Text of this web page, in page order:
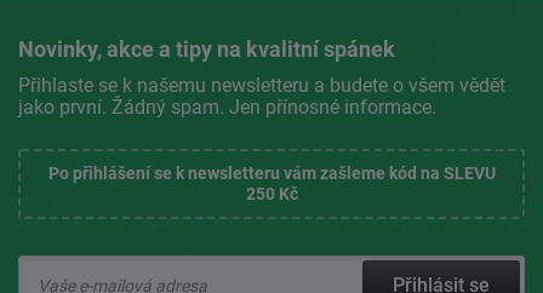
Novinky, akce a tipy na kvalitní spánek
Přihlaste se k našemu newsletteru a budete o všem vědět
jako první. Žádný spam. Jen přínosné informace.
Po přihlášení se k newsletteru vám zašleme kód na SLEVU
250 Kč
Přihlásit se